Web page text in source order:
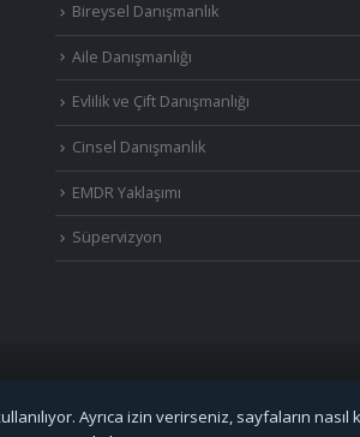
Bireysel Danışmanlık
Aile Danışmanlığı
Evlilik ve Çift Danışmanlığı
Cinsel Danışmanlık
EMDR Yaklaşımı
Süpervizyon
Özel Metafor Aile Danışma Merkezi
Ayrıca izin verirseniz, sayfaların nasıl